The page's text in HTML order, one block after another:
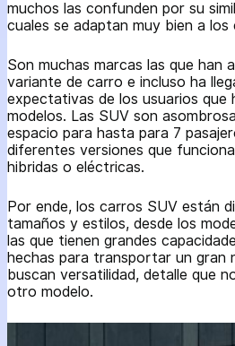
muchos las confunden por su
cuales se adaptan muy bien a los
Son muchas marcas las que han
variante de carro e incluso ha
expectativas de los usuarios
modelos. Las SUV son
espacio para hasta para 7
diferentes versiones que
hibridas o eléctricas.
Por ende, los carros SUV están
tamaños y estilos, desde los
las que tienen grandes
hechas para transportar un gran
buscan versatilidad, detalle que
otro modelo.